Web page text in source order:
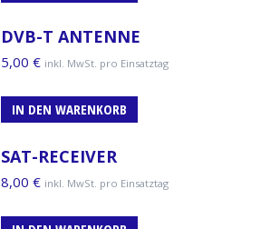
DVB-T ANTENNE
5,00 € inkl. MwSt. pro Einsatztag
IN DEN WARENKORB
SAT-RECEIVER
8,00 € inkl. MwSt. pro Einsatztag